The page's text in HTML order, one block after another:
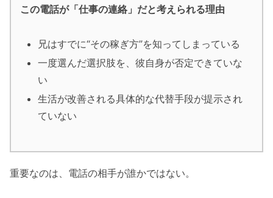
この電話が「仕事の連絡」だと考えられる理由
兄はすでに“その稼ぎ方”を知ってしまっている
一度選んだ選択肢を、彼自身が否定できていな
い
生活が改善される具体的な代替手段が提示され
ていない
重要なのは、電話の相手が誰かではない。